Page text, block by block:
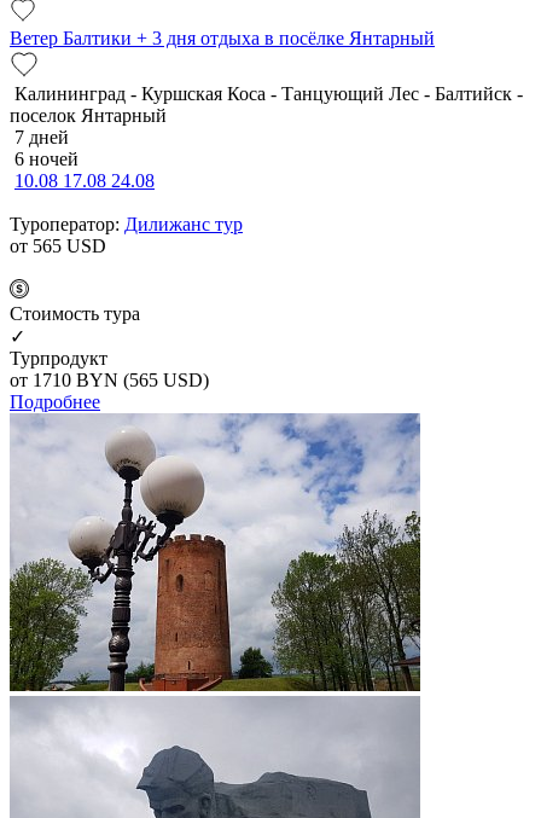
Ветер Балтики + 3 дня отдыха в посёлке Янтарный
Калининград - Куршская Коса - Танцующий Лес - Балтийск -
поселок Янтарный
7 дней
6 ночей
10.08 17.08 24.08
Туроператор: Дилижанс тур
от 565 USD
Cтоимость тура
✓
Турпродукт
от 1710 BYN (565 USD)
Подробнее